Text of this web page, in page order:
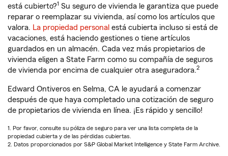
está cubierto?1 Su seguro de vivienda le garantiza que puede
reparar o reemplazar su vivienda, así como los artículos que
valora. La propiedad personal está cubierta incluso si está de
vacaciones, está haciendo gestiones o tiene artículos
guardados en un almacén. Cada vez más propietarios de
vivienda eligen a State Farm como su compañía de seguros
de vivienda por encima de cualquier otra aseguradora.2
Edward Ontiveros en Selma, CA le ayudará a comenzar
después de que haya completado una cotización de seguro
de propietarios de vivienda en línea. ¡Es rápido y sencillo!
1. Por favor, consulte su póliza de seguro para ver una lista completa de la
propiedad cubierta y de las pérdidas cubiertas.
2. Datos proporcionados por S&P Global Market Intelligence y State Farm Archive.